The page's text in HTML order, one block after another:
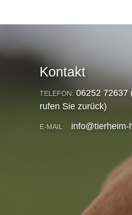
Kontakt
TELEFON: 06252 72637
rufen Sie zurück)
E-MAIL: